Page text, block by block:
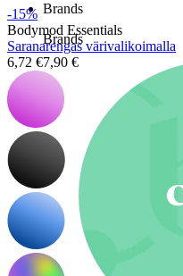
Brands
Brands
-15%
Bodymod Essentials
Saranarengas värivalikoimalla
6,72 €7,90 €